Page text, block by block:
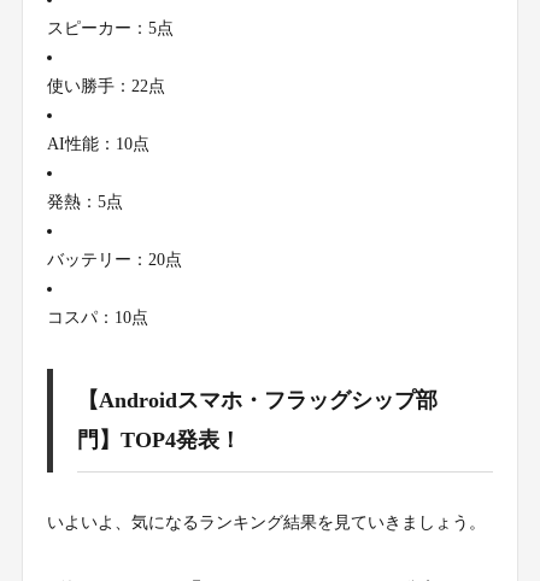
スピーカー：5点
使い勝手：22点
AI性能：10点
発熱：5点
バッテリー：20点
コスパ：10点
【Androidスマホ・フラッグシップ部
門】TOP4発表！
いよいよ、気になるランキング結果を見ていきましょう。